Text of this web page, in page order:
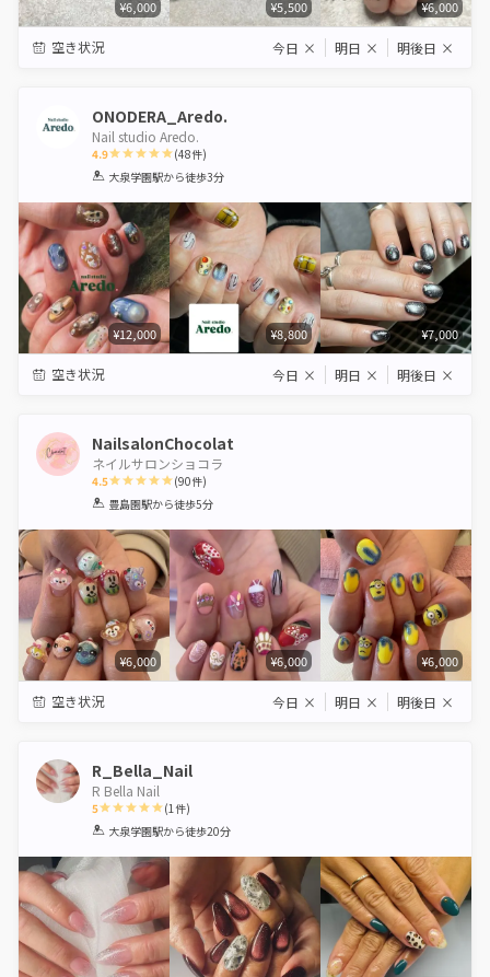
¥6,000 ¥5,500 ¥6,000
空き状況 今日 × 明日 × 明後日 ×
ONODERA_Aredo.
Nail studio Aredo.
4.9
1 2 3 4 5
(48件)
大泉学園駅から徒歩3分
¥12,000 ¥8,800 ¥7,000
空き状況 今日 × 明日 × 明後日 ×
NailsalonChocolat
ネイルサロンショコラ
4.5
1 2 3 4 5
(90件)
豊島園駅から徒歩5分
¥6,000 ¥6,000 ¥6,000
空き状況 今日 × 明日 × 明後日 ×
R_Bella_Nail
R Bella Nail
5
1 2 3 4 5
(1件)
大泉学園駅から徒歩20分